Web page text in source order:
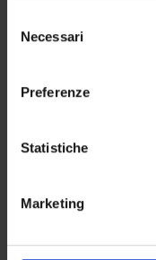
modificare o
momento dalla
raccogliere
geografica, con
Identificare il
delNecessari
Preferenze
Statistiche
Marketing